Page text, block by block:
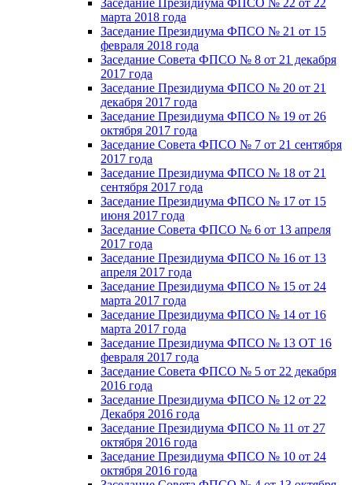
марта 2018 года
Заседание Президиума ФПСО № 21 от 15
февраля 2018 года
Заседание Совета ФПСО № 8 от 21 декабря
2017 года
Заседание Президиума ФПСО № 20 от 21
декабря 2017 года
Заседание Президиума ФПСО № 19 от 26
октября 2017 года
Заседание Совета ФПСО № 7 от 21 сентября
2017 года
Заседание Президиума ФПСО № 18 от 21
сентября 2017 года
Заседание Президиума ФПСО № 17 от 15
июня 2017 года
Заседание Совета ФПСО № 6 от 13 апреля
2017 года
Заседание Президиума ФПСО № 16 от 13
апреля 2017 года
Заседание Президиума ФПСО № 15 от 24
марта 2017 года
Заседание Президиума ФПСО № 14 от 16
марта 2017 года
Заседание Президиума ФПСО № 13 ОТ 16
февраля 2017 года
Заседание Совета ФПСО № 5 от 22 декабря
2016 года
Заседание Президиума ФПСО № 12 от 22
Декабря 2016 года
Заседание Президиума ФПСО № 11 от 27
октября 2016 года
Заседание Президиума ФПСО № 10 от 24
октября 2016 года